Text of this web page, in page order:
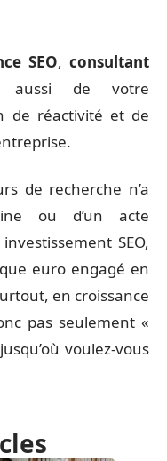
SEO,consultant
aussi de votre
de réactivité et de
de recherche n’a
ou d’un acte
SEO,
euro engagé en
en croissance
pas seulement «
voulez-vous